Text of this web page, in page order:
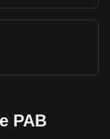
PAB